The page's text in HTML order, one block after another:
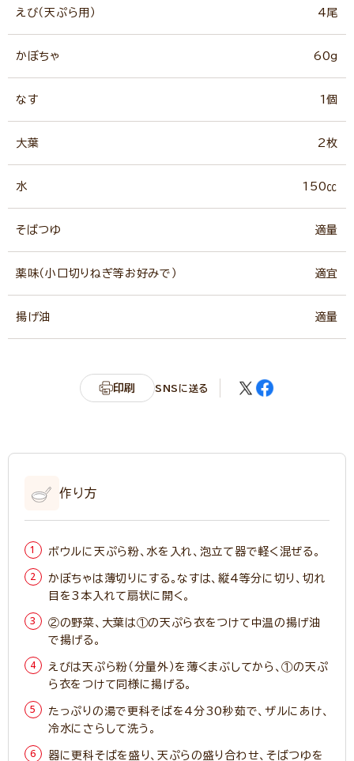
えび（天ぷら用） 4尾
かぼちゃ 60g
なす 1個
大葉 2枚
水 150㏄
そばつゆ 適量
薬味（小口切りねぎ等お好みで） 適宜
揚げ油 適量
印刷 SNSに送る
作り方
ボウルに天ぷら粉、水を入れ、泡立て器で軽く混ぜる。
かぼちゃは薄切りにする。なすは、縦4等分に切り、切れ
目を3本入れて扇状に開く。
②の野菜、大葉は①の天ぷら衣をつけて中温の揚げ油
で揚げる。
えびは天ぷら粉（分量外）を薄くまぶしてから、①の天ぷ
ら衣をつけて同様に揚げる。
たっぷりの湯で更科そばを4分30秒茹で、ザルにあけ、
冷水にさらして洗う。
器に更科そばを盛り、天ぷらの盛り合わせ、そばつゆを